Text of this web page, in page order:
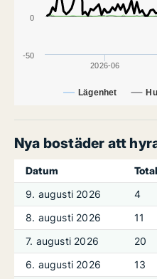
Lägenhet
2026-06
-50
0
Nya bostäder att
Datum Total
9. augusti 2026
4
8. augusti 2026
11
7. augusti 2026
20
6. augusti 2026
13